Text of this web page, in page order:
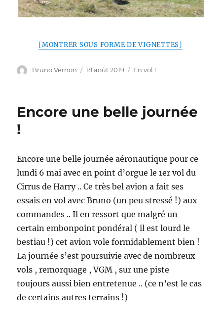
[MONTRER SOUS FORME DE VIGNETTES]
Auteur
Bruno Vernon
Publié
18 août 2019 Catégories
En vol !
Encore une belle journée
!
Encore une belle journée aéronautique pour ce
lundi 6 mai avec en point d’orgue le 1er vol du
Cirrus de Harry .. Ce très bel avion a fait ses
essais en vol avec Bruno (un peu stressé !) aux
commandes .. Il en ressort que malgré un
certain embonpoint pondéral ( il est lourd le
bestiau !) cet avion vole formidablement bien !
La journée s’est poursuivie avec de nombreux
vols , remorquage , VGM , sur une piste
toujours aussi bien entretenue .. (ce n’est le cas
de certains autres terrains !)